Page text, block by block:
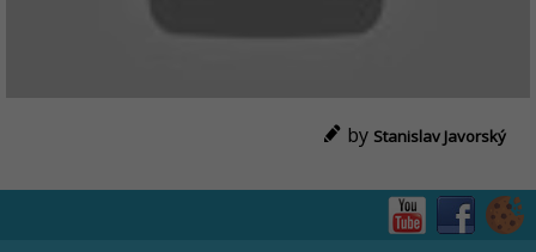
by Stanislav Javorský